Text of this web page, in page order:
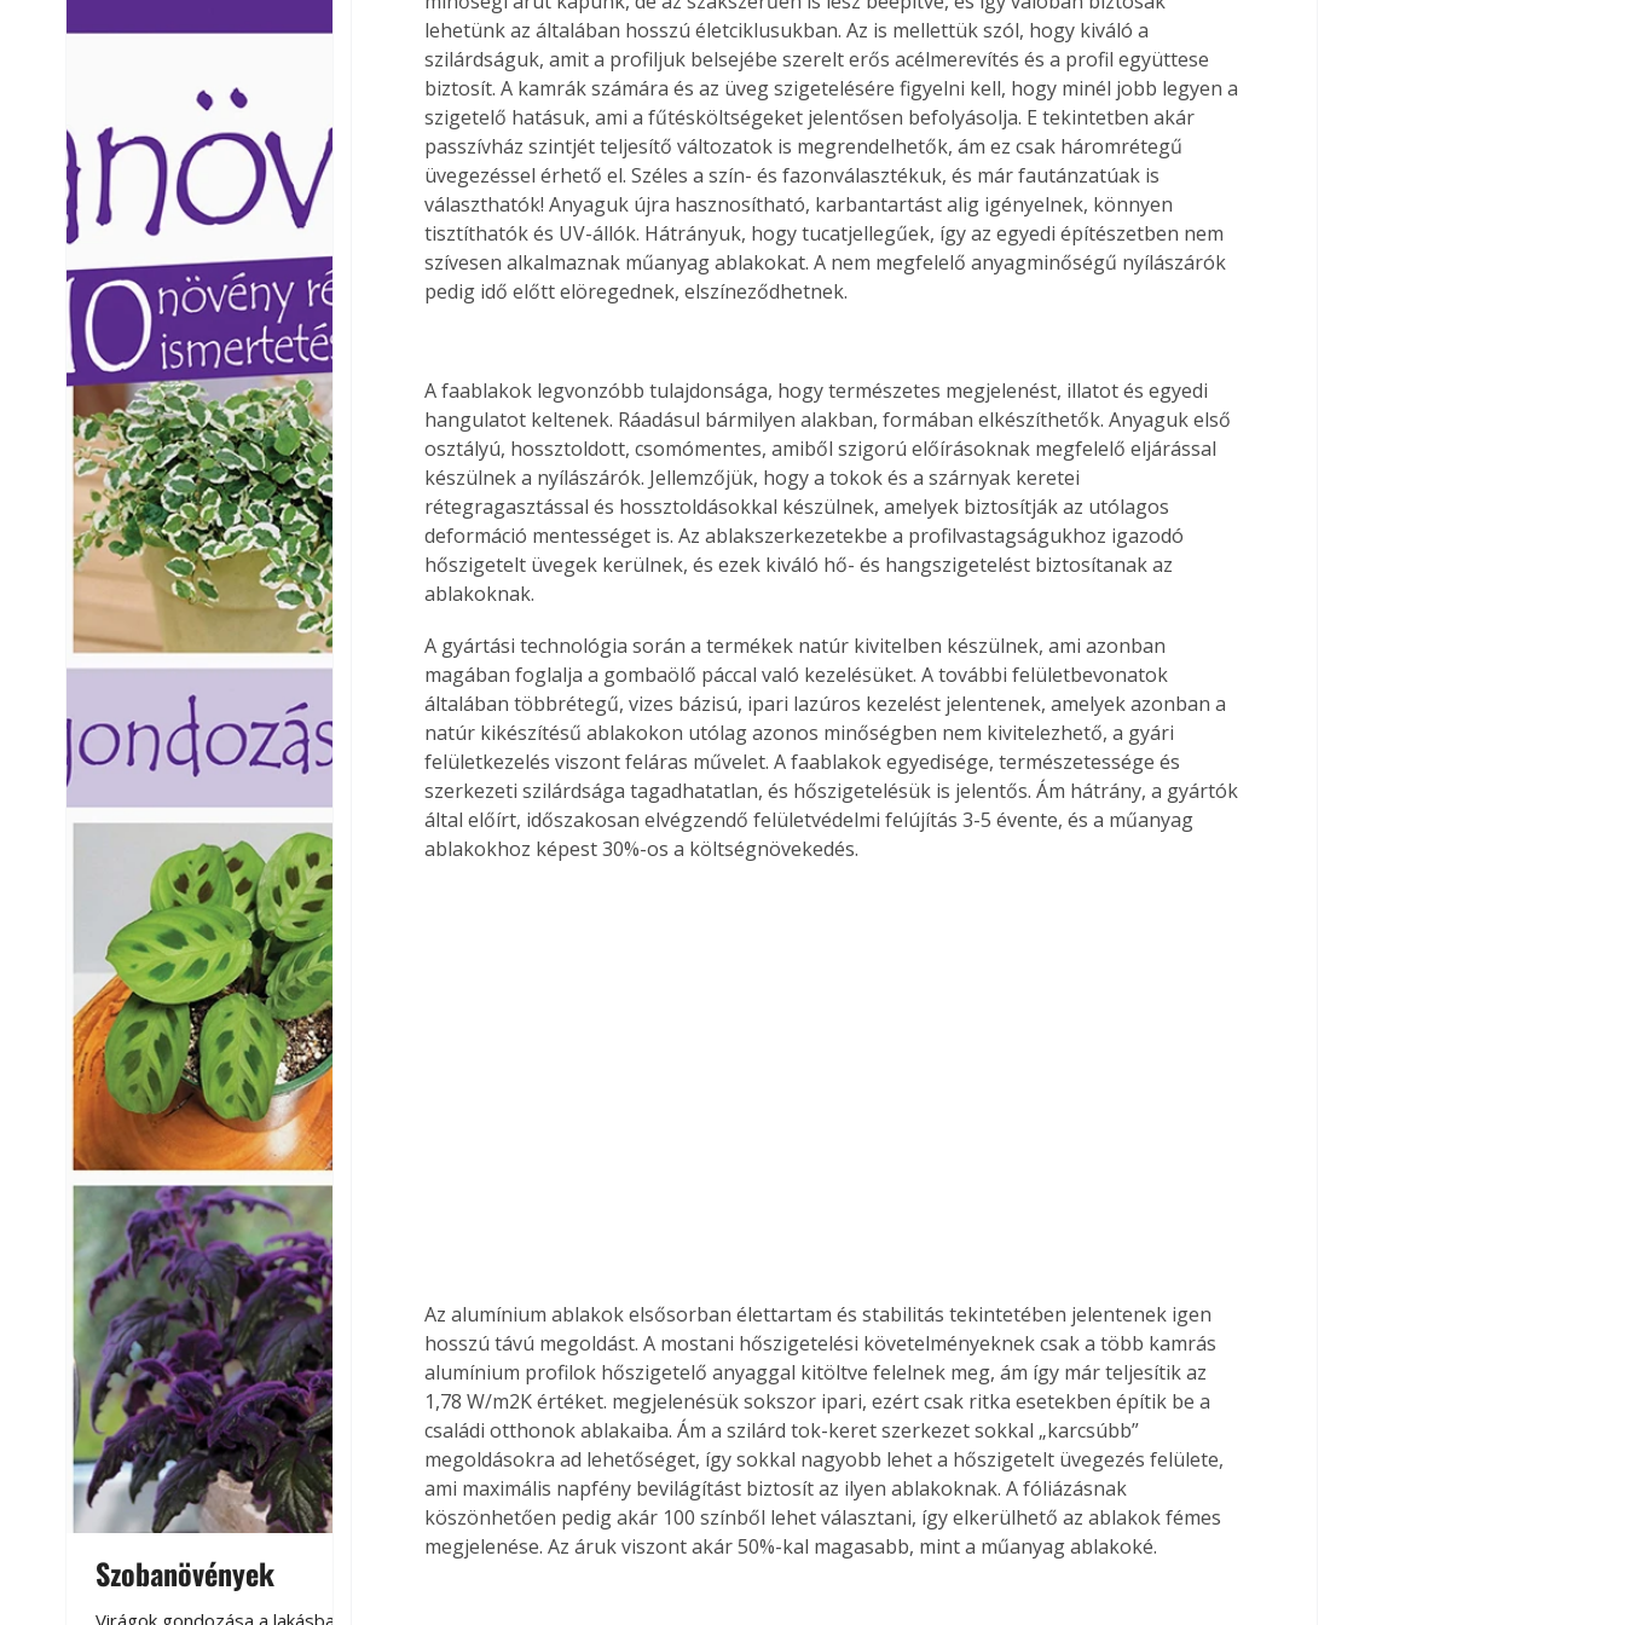
Ezermester lapszámai. A
Laptapir kényelmes megoldás,
mert: – t
Szobanövények
Virágoskert: kertben,
Gyógyító növények: a
lehetünk az általában hosszú életciklusukban. Az is mellettük szól, hogy kiváló a
szilárdságuk, amit a profiljuk belsejébe szerelt erős acélmerevítés és a profil együttese
biztosít. A kamrák számára és az üveg szigetelésére figyelni kell, hogy minél jobb legyen a
szigetelő hatásuk, ami a fűtésköltségeket jelentősen befolyásolja. E tekintetben akár
passzívház szintjét teljesítő változatok is megrendelhetők, ám ez csak háromrétegű
üvegezéssel érhető el. Széles a szín- és fazonválasztékuk, és már fautánzatúak is
választhatók! Anyaguk újra hasznosítható, karbantartást alig igényelnek, könnyen
tisztíthatók és UV-állók. Hátrányuk, hogy tucatjellegűek, így az egyedi építészetben nem
szívesen alkalmaznak műanyag ablakokat. A nem megfelelő anyagminőségű nyílászárók
pedig idő előtt elöregednek, elszíneződhetnek.
A faablakok legvonzóbb tulajdonsága, hogy természetes megjelenést, illatot és egyedi
hangulatot keltenek. Ráadásul bármilyen alakban, formában elkészíthetők. Anyaguk első
osztályú, hossztoldott, csomómentes, amiből szigorú előírásoknak megfelelő eljárással
készülnek a nyílászárók. Jellemzőjük, hogy a tokok és a szárnyak keretei
rétegragasztással és hossztoldásokkal készülnek, amelyek biztosítják az utólagos
deformáció mentességet is. Az ablakszerkezetekbe a profilvastagságukhoz igazodó
hőszigetelt üvegek kerülnek, és ezek kiváló hő- és hangszigetelést biztosítanak az
ablakoknak.
A gyártási technológia során a termékek natúr kivitelben készülnek, ami azonban
magában foglalja a gombaölő páccal való kezelésüket. A további felületbevonatok
általában többrétegű, vizes bázisú, ipari lazúros kezelést jelentenek, amelyek azonban a
natúr kikészítésű ablakokon utólag azonos minőségben nem kivitelezhető, a gyári
felületkezelés viszont feláras művelet. A faablakok egyedisége, természetessége és
szerkezeti szilárdsága tagadhatatlan, és hőszigetelésük is jelentős. Ám hátrány, a gyártók
által előírt, időszakosan elvégzendő felületvédelmi felújítás 3-5 évente, és a műanyag
ablakokhoz képest 30%-os a költségnövekedés.
Az alumínium ablakok elsősorban élettartam és stabilitás tekintetében jelentenek igen
hosszú távú megoldást. A mostani hőszigetelési követelményeknek csak a több kamrás
alumínium profilok hőszigetelő anyaggal kitöltve felelnek meg, ám így már teljesítik az
1,78 W/m2K értéket. megjelenésük sokszor ipari, ezért csak ritka esetekben építik be a
családi otthonok ablakaiba. Ám a szilárd tok-keret szerkezet sokkal „karcsúbb”
megoldásokra ad lehetőséget, így sokkal nagyobb lehet a hőszigetelt üvegezés felülete,
ami maximális napfény bevilágítást biztosít az ilyen ablakoknak. A fóliázásnak
köszönhetően pedig akár 100 színből lehet választani, így elkerülhető az ablakok fémes
megjelenése. Az áruk viszont akár 50%-kal magasabb, mint a műanyag ablakoké.